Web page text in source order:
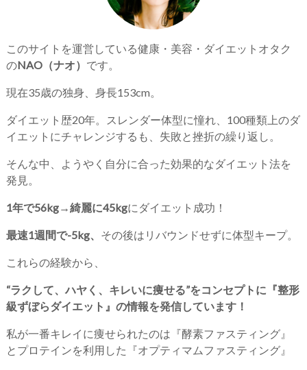
このサイトを運営している健康・美容・ダイエットオタク
のNAO（ナオ） です。
現在35歳の独身、身長153cm。
ダイエット歴20年。スレンダー体型に憧れ、100種類上のダ
イエットにチャレンジするも、失敗と挫折の繰り返し。
そんな中、ようやく自分に合った効果的なダイエット法を
発見。
1年で56kg→綺麗に45kgにダイエット成功！
最速1週間で-5kg、 その後はリバウンドせずに体型キープ。
これらの経験から、
“ラクして、ハヤく、キレいに痩せる”をコンセプトに『整形
級ずぼらダイエット』の情報を発信しています！
私が一番キレイに痩せられたのは『酵素ファスティング』
とプロテインを利用した『オプティマムファスティング』